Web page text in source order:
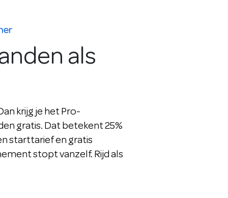
als
krijg je het Pro-
gratis. Dat betekent 25%
starttarief en gratis
stopt vanzelf. Rijd als